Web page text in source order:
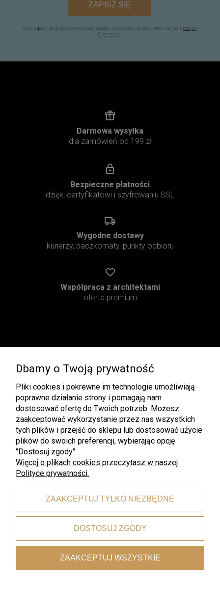
ZAPISZ SIĘ
Chcę zapisać się do Newslettera Złoty Widelec i oświadczam, że zapoznałem / am się z Polityką
Prywatności
Darmowa wysyłka
dla zamówień od 199 zł
Bezpieczne płatności
dzięki certyfikatowi i szyfrowaniu SSL
Wygodne dostawy
kurierzy, paczkomaty, punkty odbioru
Współpraca z architektami
oferta premium
Regulamin
Zwroty i Reklamacje
Pliki do pobrania
Twoje zamówienia
Ustawienia konta
Przechowalnia
Płatności i dostawa
Czas i koszty dostawy
Formy płatności
Informacje
Rabaty
O nas
Aby dodawać produkty do przechowalni musisz być
zalogowany
Dbamy o Twoją prywatność
Pliki cookies i pokrewne im technologie umożliwiają
poprawne działanie strony i pomagają nam
dostosować ofertę do Twoich potrzeb. Możesz
zaakceptować wykorzystanie przez nas wszystkich
tych plików i przejść do sklepu lub dostosować użycie
plików do swoich preferencji, wybierając opcję
"Dostosuj zgody".
Więcej o plikach cookies przeczytasz w naszej
Polityce prywatności.
ZAAKCEPTUJ TYLKO NIEZBĘDNE
DOSTOSUJ ZGODY
ZAAKCEPTUJ WSZYSTKIE